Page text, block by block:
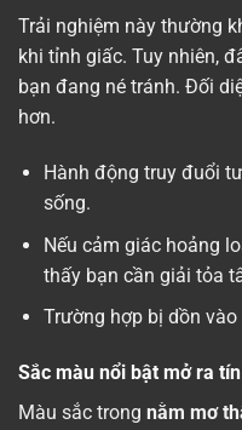
Trải nghiệm này thường
khi tỉnh giấc. Tuy nhiên,
bạn đang né tránh. Đối
hơn.
Hành động truy đuổi
sống.
Nếu cảm giác hoảng
thấy bạn cần giải tỏa
Trường hợp bị dồn
Sắc màu nổi bật mở ra
Màu sắc trong nằm mơ